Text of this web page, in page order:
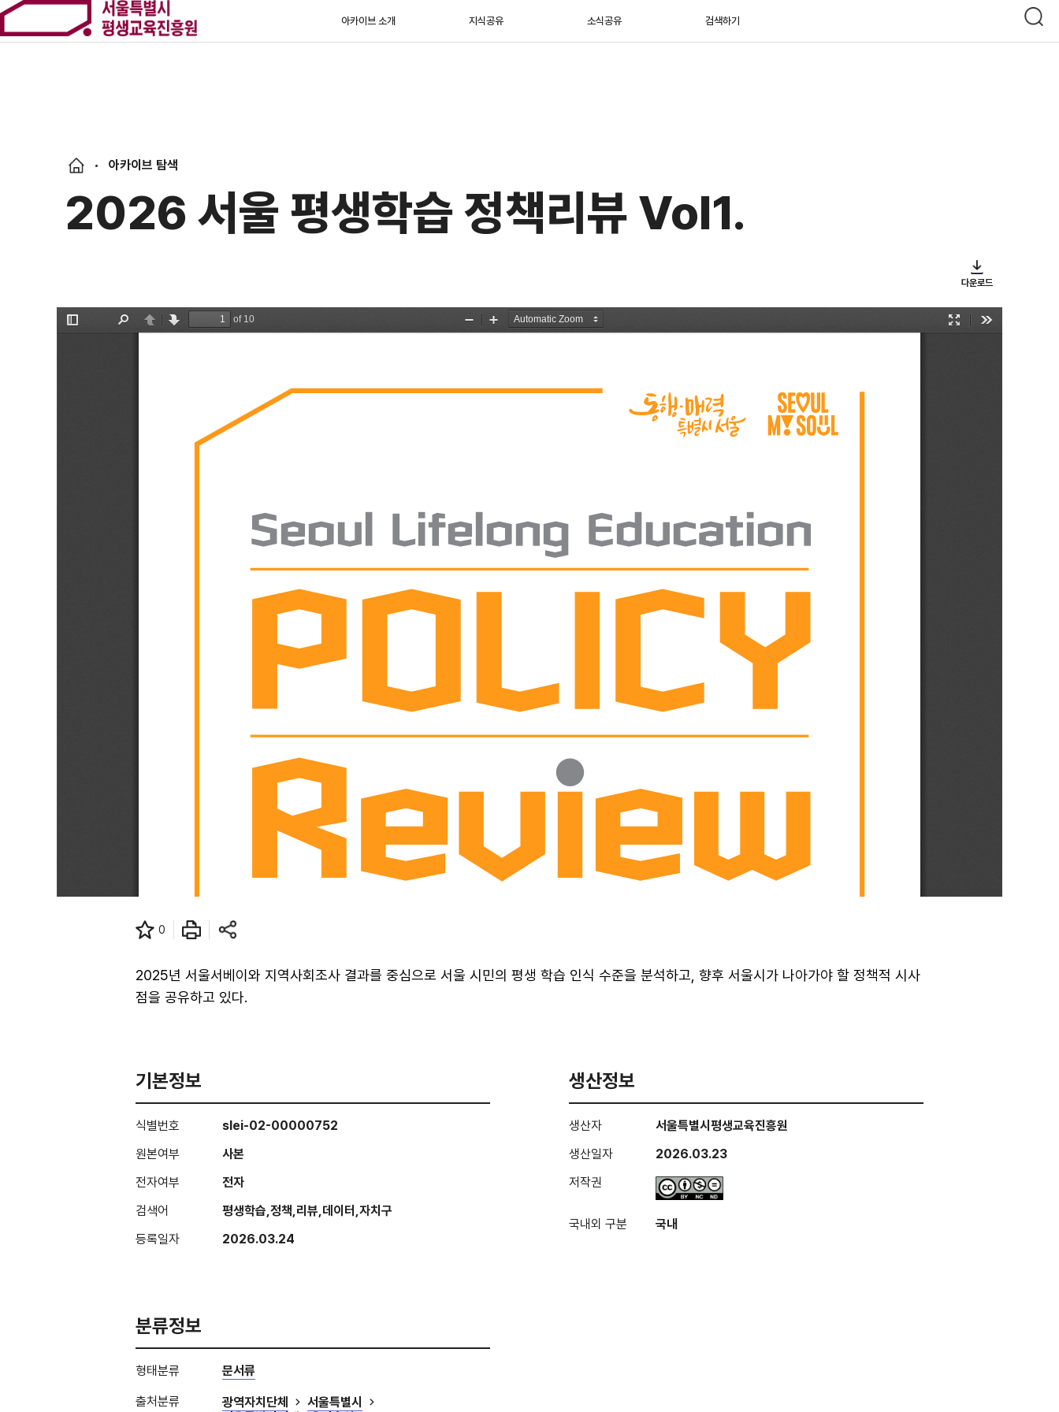
아카이브 소개 지식공유 소식공유 검색하기
아카이브 탐색
2026 서울 평생학습 정책리뷰 Vol1.
다운로드
0
2025년 서울서베이와 지역사회조사 결과를 중심으로 서울 시민의 평생 학습 인식 수준을 분석하고, 향후 서울시가 나아가야 할 정책적 시사
점을 공유하고 있다.
기본정보
식별번호
slei-02-00000752
원본여부
사본
전자여부
전자
검색어
평생학습,정책,리뷰,데이터,자치구
등록일자
2026.03.24
생산정보
생산자
서울특별시평생교육진흥원
생산일자
2026.03.23
저작권
국내외 구분 국내
분류정보
형태분류 문서류
출처분류 광역자치단체
서울특별시